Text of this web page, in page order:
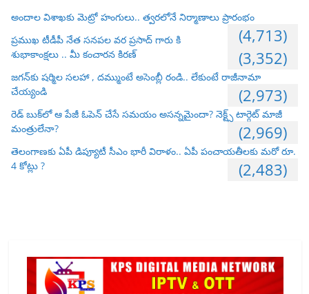
అందాల విశాఖకు మెట్రో హంగులు.. త్వరలోనే నిర్మాణాలు ప్రారంభం
(4,713)
ప్రముఖ టీడీపీ నేత సనపల వర ప్రసాద్ గారు కి
శుభాకాంక్షలు .. మీ కంచారన కిరణ్
(3,352)
జగన్‌కు షర్మిల సలహా , దమ్ముంటే అసెంబ్లీ రండి.. లేకుంటే రాజీనామా
చేయ్యండి
(2,973)
రెడ్ బుక్‌లో ఆ పేజీ ఓపెన్ చేసే సమయం అసన్నమైందా? నెక్ట్స్ టార్గెట్ మాజీ
మంత్రులేనా?
(2,969)
తెలంగాణకు ఏపీ డిప్యూటీ సీఎం భారీ విరాళం.. ఏపీ పంచాయతీలకు మరో రూ.
4 కోట్లు ?
(2,483)